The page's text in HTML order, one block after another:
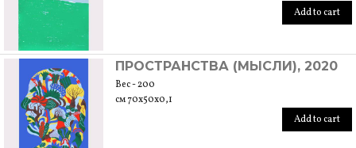
Add to cart
ПРОСТРАНСТВА (МЫСЛИ), 2020
Вес - 200
см 70x50x0,1
Add to cart